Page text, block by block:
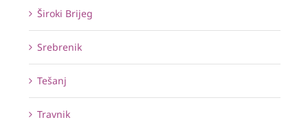
Široki Brijeg
Srebrenik
Tešanj
Travnik